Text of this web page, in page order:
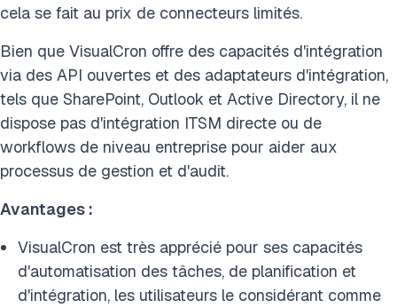
cela se fait au prix de connecteurs limités.
Bien que VisualCron offre des capacités d'intégration
via des API ouvertes et des adaptateurs d'intégration,
tels que SharePoint, Outlook et Active Directory, il ne
dispose pas d'intégration ITSM directe ou de
workflows de niveau entreprise pour aider aux
processus de gestion et d'audit.
Avantages :
VisualCron est très apprécié pour ses capacités
d'automatisation des tâches, de planification et
d'intégration, les utilisateurs le considérant comme